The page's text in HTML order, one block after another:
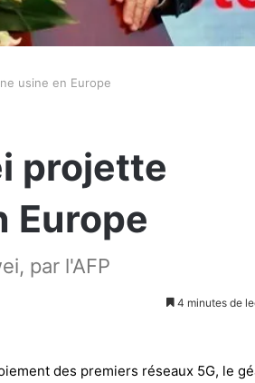
usine en Europe
projette
Europe
par l'AFP
4 minutes de
des premiers réseaux 5G, le